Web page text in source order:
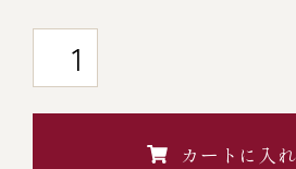
￥5,000～￥9,999
￥10,000～￥14,999
カートに入